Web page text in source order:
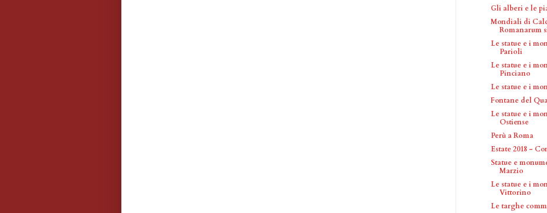
Gli alberi e le
Mondiali di
Romanarum
Le statue e i
Parioli
Le statue e i
Pinciano
Le statue e i
Fontane del
Le statue e i
Ostiense
Perù a Roma
Estate 2018 -
Statue e
Marzio
Le statue e i
Vittorino
Le targhe